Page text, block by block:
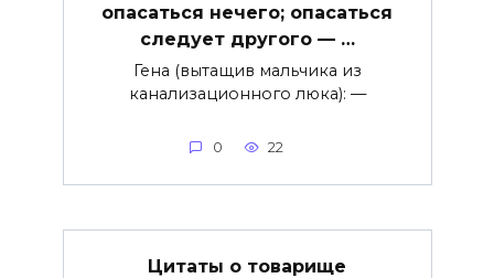
опасаться нечего; опасаться
следует другого — …
Гена (вытащив мальчика из
канализационного люка): —
0 22
Цитаты о товарище